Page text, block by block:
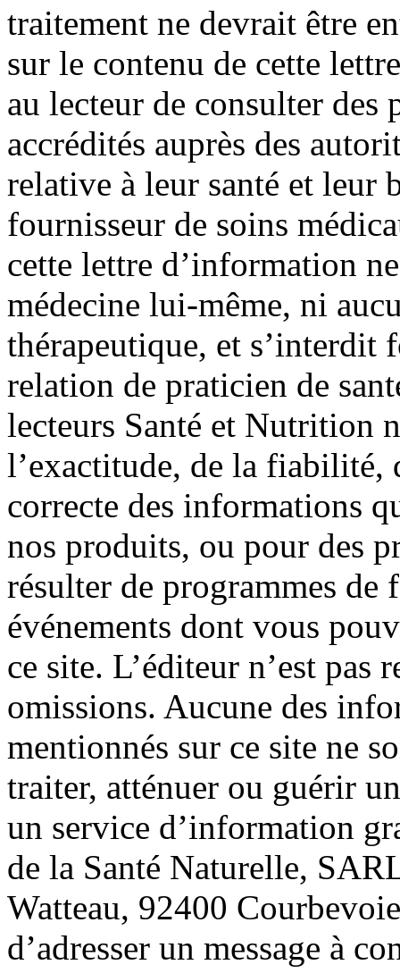
traitement ne devrait être
sur le contenu de cette
au lecteur de consulter des
accrédités auprès des
relative à leur santé et leur
fournisseur de soins
cette lettre d’information
médecine lui-même, ni
thérapeutique, et s’interdit
relation de praticien de
lecteurs Santé et Nutrition
l’exactitude, de la fiabilité,
correcte des informations
nos produits, ou pour des
résulter de programmes
événements dont vous
ce site. L’éditeur n’est pas
omissions. Aucune des
mentionnés sur ce site ne
traiter, atténuer ou guérir
un service d’information
de la Santé Naturelle,
Watteau, 92400
d’adresser un message à